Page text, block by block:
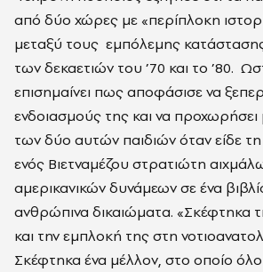
από δύο χώρες με «περίπλοκη
μεταξύ τους εμπόλεμης
των δεκαετιών του ’70 και το ’80.
επισημαίνει πως αποφάσισε να
ενδοιασμούς της και να προχωρήσει
των δύο αυτών παιδιών όταν είδε
ενός Βιετναμέζου στρατιώτη
αμερικανικών δυνάμεων σε ένα
ανθρώπινα δικαιώματα. «Σκέφτηκα
και την εμπλοκή της στη
Σκέφτηκα ένα μέλλον, στο οποίο